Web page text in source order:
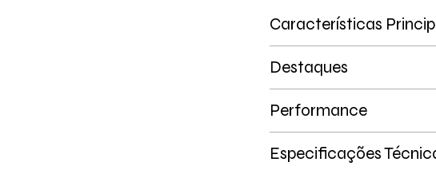
Características
Destaques
Performance
Especificações